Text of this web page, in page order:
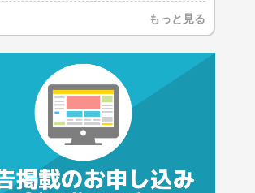
もっと見る